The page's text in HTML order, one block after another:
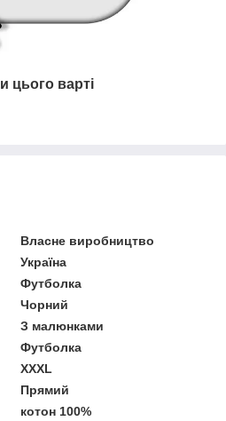
и цього варті
Власне виробництво
Україна
Футболка
Чорний
З малюнками
Футболка
XXXL
Прямий
котон 100%